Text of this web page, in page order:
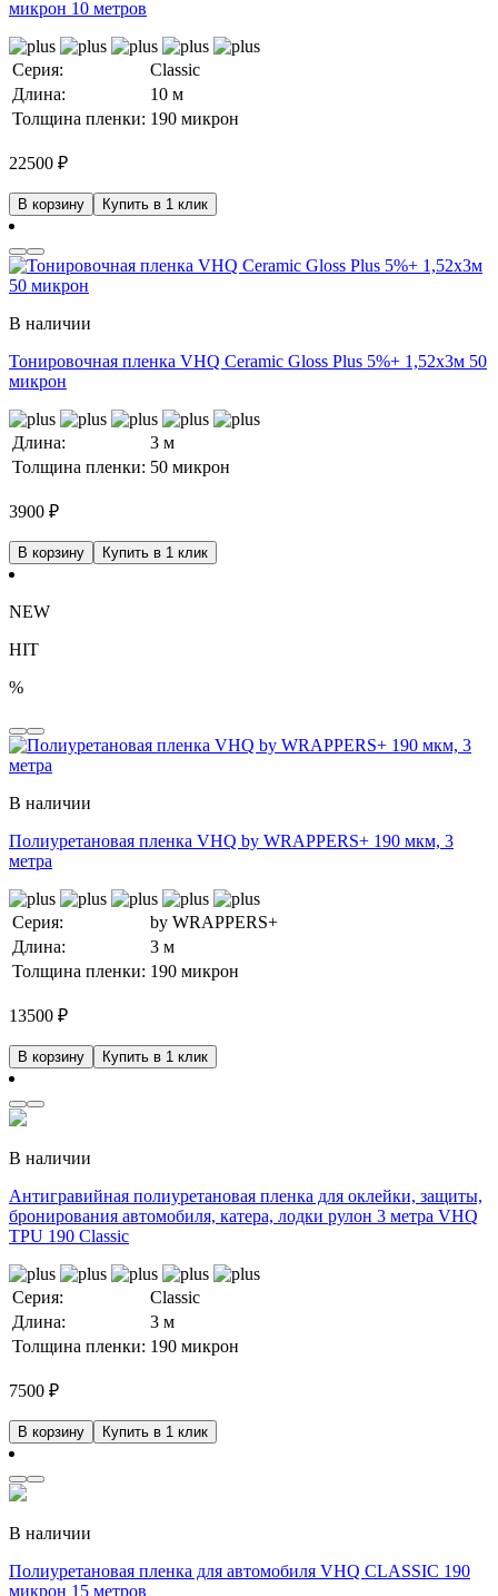
микрон 10 метров
Серия:
Classic
Длина:
10 м
Толщина пленки: 190 микрон
22500 ₽
В корзину Купить в 1 клик
В наличии
Тонировочная пленка VHQ Ceramic Gloss Plus 5%+ 1,52x3м 50
микрон
Длина:
3 м
Толщина пленки: 50 микрон
3900 ₽
В корзину Купить в 1 клик
NEW
HIT
%
В наличии
Полиуретановая пленка VHQ by WRAPPERS+ 190 мкм, 3
метра
Серия:
by WRAPPERS+
Длина:
3 м
Толщина пленки: 190 микрон
13500 ₽
В корзину Купить в 1 клик
В наличии
Антигравийная полиуретановая пленка для оклейки, защиты,
бронирования автомобиля, катера, лодки рулон 3 метра VHQ
TPU 190 Classic
Серия:
Classic
Длина:
3 м
Толщина пленки: 190 микрон
7500 ₽
В корзину Купить в 1 клик
В наличии
Полиуретановая пленка для автомобиля VHQ CLASSIC 190
микрон 15 метров